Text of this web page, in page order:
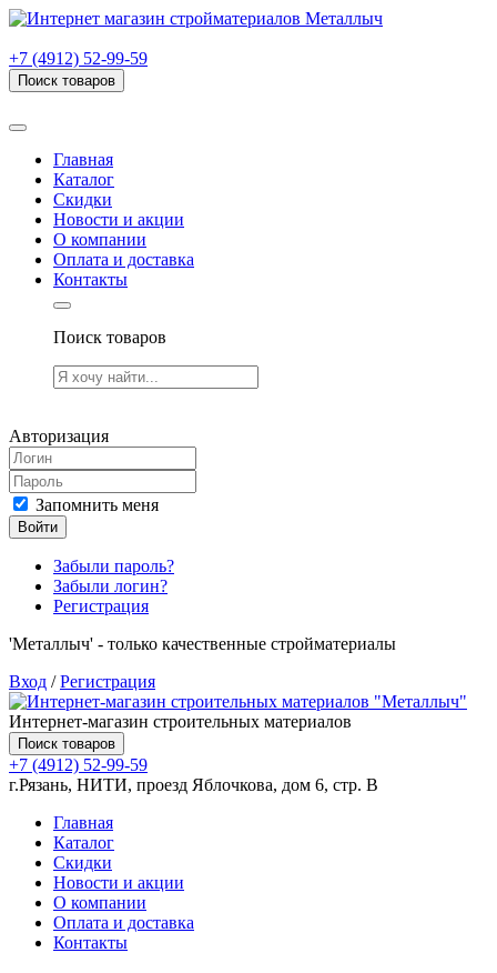
+7 (4912) 52-99-59
Поиск товаров
Главная
Каталог
Скидки
Новости и акции
О компании
Оплата и доставка
Контакты
Поиск товаров
Авторизация
Запомнить меня
Войти
Забыли пароль?
Забыли логин?
Регистрация
'Металлыч' - только качественные стройматериалы
Вход /Регистрация
Интернет-магазин строительных материалов
Поиск товаров
+7 (4912) 52-99-59
г.Рязань, НИТИ, проезд Яблочкова, дом 6, стр. В
Главная
Каталог
Скидки
Новости и акции
О компании
Оплата и доставка
Контакты